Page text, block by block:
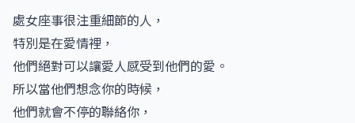
處女座事很注重細節的人，
特別是在愛情裡，
他們絕對可以讓愛人感受到他們的愛。
所以當他們想念你的時候，
他們就會不停的聯絡你，